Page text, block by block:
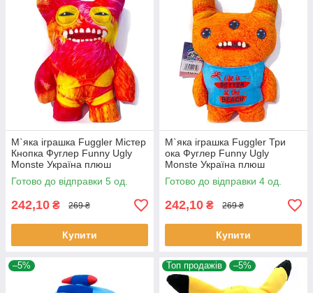
М`яка іграшка Fuggler Містер
Кнопка Фуглер Funny Ugly
Monste Україна плюш
24*16*5см (00516-4)
Готово до відправки 5 од.
242,10 ₴ 269 ₴
Купити
М`яка іграшка Fuggler Три
ока Фуглер Funny Ugly
Monste Україна плюш
24*16*5см (00516-5)
Готово до відправки 4 од.
242,10 ₴ 269 ₴
Купити
–5% Топ продажів –5%